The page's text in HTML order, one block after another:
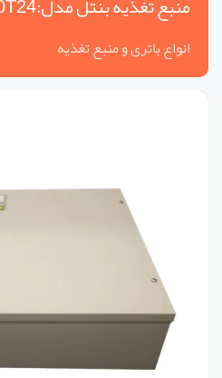
انواع باتری و منبع تغذیه